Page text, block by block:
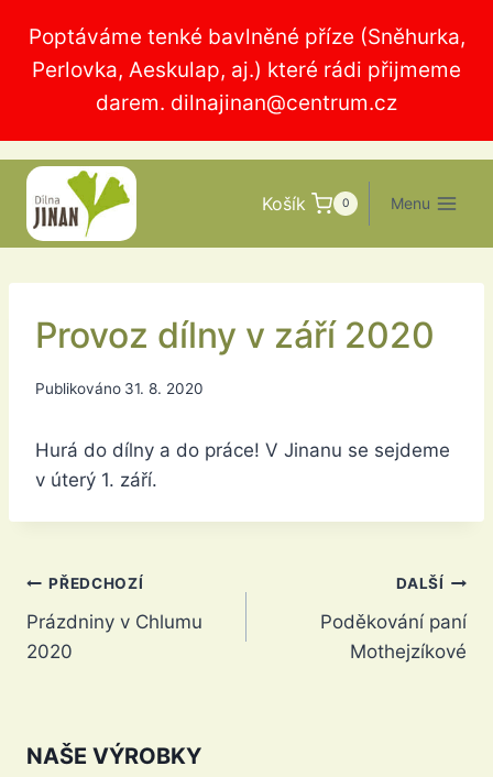
obsah
Poptáváme tenké bavlněné příze (Sněhurka,
Perlovka, Aeskulap, aj.) které rádi přijmeme
darem. dilnajinan@centrum.cz
Košík 0 Menu
Provoz dílny v září 2020
Publikováno 31. 8. 2020
Hurá do dílny a do práce! V Jinanu se sejdeme
v úterý 1. září.
Navigace
pro
PŘEDCHOZÍ
Prázdniny v Chlumu
2020
DALŠÍ
Poděkování paní
Mothejzíkové
NAŠE VÝROBKY